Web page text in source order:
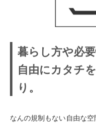
暮らし方や必
自由にカタチ
り。
なんの規制もない自由な